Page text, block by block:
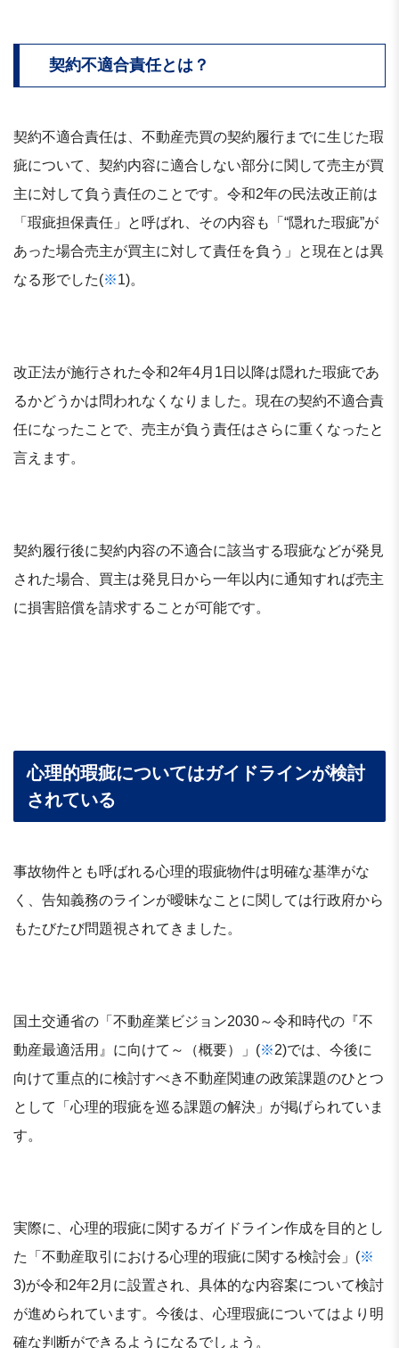
契約不適合責任とは？
契約不適合責任は、不動産売買の契約履行までに生じた瑕
疵について、契約内容に適合しない部分に関して売主が買
主に対して負う責任のことです。令和2年の民法改正前は
「瑕疵担保責任」と呼ばれ、その内容も「“隠れた瑕疵”が
あった場合売主が買主に対して責任を負う」と現在とは異
なる形でした(※1)。
改正法が施行された令和2年4月1日以降は隠れた瑕疵であ
るかどうかは問われなくなりました。現在の契約不適合責
任になったことで、売主が負う責任はさらに重くなったと
言えます。
契約履行後に契約内容の不適合に該当する瑕疵などが発見
された場合、買主は発見日から一年以内に通知すれば売主
に損害賠償を請求することが可能です。
心理的瑕疵についてはガイドラインが検討
されている
事故物件とも呼ばれる心理的瑕疵物件は明確な基準がな
く、告知義務のラインが曖昧なことに関しては行政府から
もたびたび問題視されてきました。
国土交通省の「不動産業ビジョン2030～令和時代の『不
動産最適活用』に向けて～（概要）」(※2)では、今後に
向けて重点的に検討すべき不動産関連の政策課題のひとつ
として「心理的瑕疵を巡る課題の解決」が掲げられていま
す。
実際に、心理的瑕疵に関するガイドライン作成を目的とし
た「不動産取引における心理的瑕疵に関する検討会」(※
3)が令和2年2月に設置され、具体的な内容案について検討
が進められています。今後は、心理瑕疵についてはより明
確な判断ができるようになるでしょう。